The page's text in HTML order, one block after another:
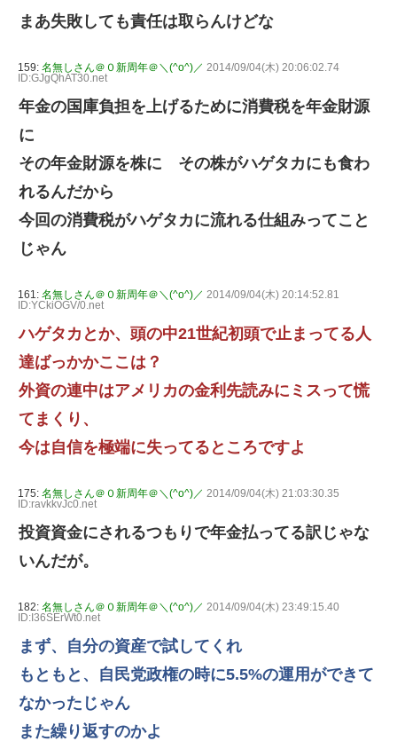
まあ失敗しても責任は取らんけどな
159: 名無しさん＠０新周年＠＼(^o^)／ 2014/09/04(木) 20:06:02.74
ID:GJgQhAT30.net
年金の国庫負担を上げるために消費税を年金財源
に
その年金財源を株に その株がハゲタカにも食わ
れるんだから
今回の消費税がハゲタカに流れる仕組みってこと
じゃん
161: 名無しさん＠０新周年＠＼(^o^)／ 2014/09/04(木) 20:14:52.81
ID:YCkiOGV/0.net
ハゲタカとか、頭の中21世紀初頭で止まってる人
達ばっかかここは？
外資の連中はアメリカの金利先読みにミスって慌
てまくり、
今は自信を極端に失ってるところですよ
175: 名無しさん＠０新周年＠＼(^o^)／ 2014/09/04(木) 21:03:30.35
ID:ravkkvJc0.net
投資資金にされるつもりで年金払ってる訳じゃな
いんだが。
182: 名無しさん＠０新周年＠＼(^o^)／ 2014/09/04(木) 23:49:15.40
ID:I36SErWt0.net
まず、自分の資産で試してくれ
もともと、自民党政権の時に5.5%の運用ができて
なかったじゃん
また繰り返すのかよ